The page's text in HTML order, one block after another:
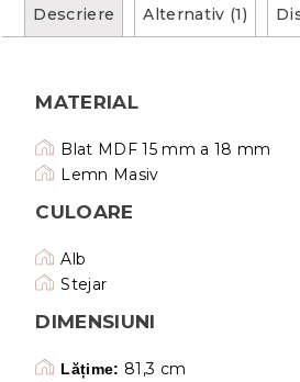
Descriere Alternativ (1)
MATERIAL
Blat MDF 15 mm a 18 mm
Lemn Masiv
CULOARE
Alb
Stejar
DIMENSIUNI
Lățime: 81,3 cm